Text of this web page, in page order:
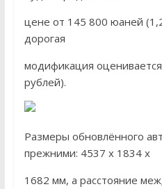
цене от 145 800 юаней
дорогая
модификация
рублей).
Размеры обновлённого
прежними: 4537 х 1834 х
1682 мм, а расстояние